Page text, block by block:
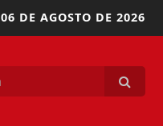
06 DE AGOSTO DE 2026